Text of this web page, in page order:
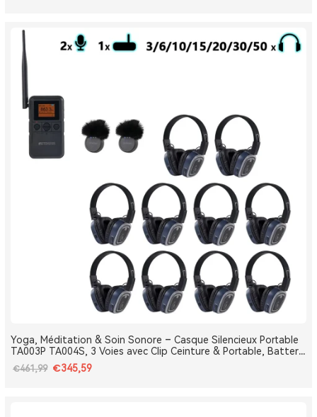
Yoga, Méditation & Soin Sonore – Casque Silencieux Portable
TA003P TA004S, 3 Voies avec Clip Ceinture & Portable, Batterie
Amovible, Bluetooth, Bass Boost
€461,99 €345,59